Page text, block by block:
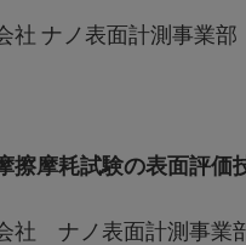
社 ナノ表面計測事
擦摩耗試験の表面評価
社 ナノ表面計測事